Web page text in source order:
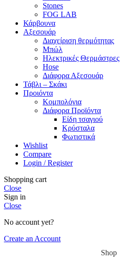
Stones
FOG LAB
Κάρβουνα
Αξεσουάρ
Διαχείριση θερμότητας
Μπώλ
Ηλεκτρικές Θερμάστρες
Hose
Διάφορα Αξεσουάρ
Τάβλι – Σκάκι
Προιόντα
Κομπολόγια
Διάφορα Προϊόντα
Είδη τσαγιού
Κρύσταλα
Φωτιστικά
Wishlist
Compare
Login / Register
Shopping cart
Close
Sign in
Close
No account yet?
Create an Account
Shop